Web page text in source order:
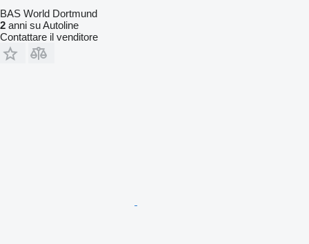
BAS World Dortmund
2 anni su Autoline
Contattare il venditore